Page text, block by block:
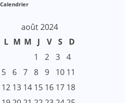
Calendrier
août 2024
L M M J V S
D
1
2 3 4
5
6 7 8 9 10 11
12 13 14 15 16 17 18